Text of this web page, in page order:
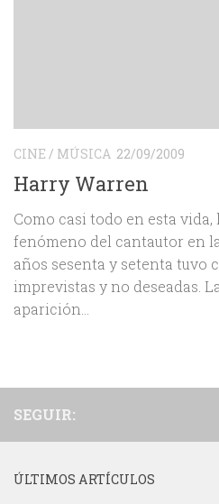
CINE / MÚSICA 22/09/2009
Harry Warren
Como casi todo en esta
fenómeno del cantautor en
años sesenta y setenta tuvo
imprevistas y no deseadas.
aparición...
SEGUIR:
ÚLTIMOS ARTÍCULOS